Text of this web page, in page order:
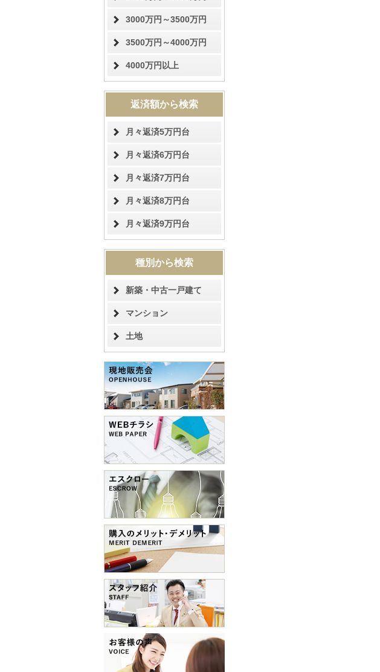
3000万円～3500万円
3500万円～4000万円
4000万円以上
返済額から検索
月々返済5万円台
月々返済6万円台
月々返済7万円台
月々返済8万円台
月々返済9万円台
種別から検索
新築・中古一戸建て
マンション
土地